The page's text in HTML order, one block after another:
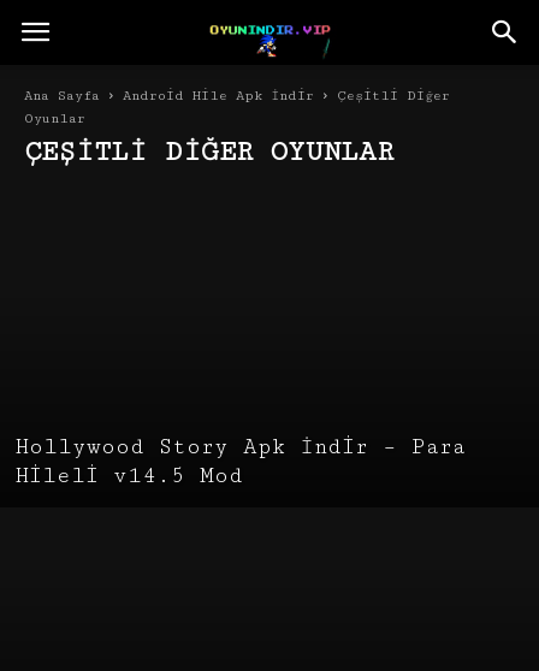
Ana Sayfa Android Hile Apk İndir
Çeşitli Diğer
Oyunlar
ÇEŞITLI DIĞER OYUNLAR
Hollywood Story Apk İndir – Para
Hileli v14.5 Mod